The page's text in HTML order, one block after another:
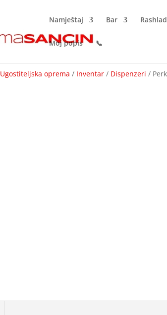
Namještaj Bar
Moj popis 📞
Ugostiteljska oprema / Inventar / Dispenzeri /